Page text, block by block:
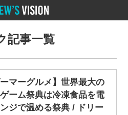
記事一覧
ーマーグルメ】世界最大の
ーム祭典は冷凍食品を電
ジで温める祭典 / ドリー